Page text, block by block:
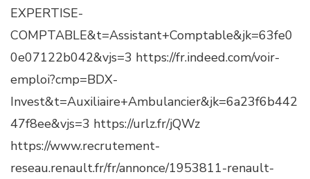
–
O
M
B
E
2
EXPERTISE-
COMPTABLE&t=Assistant+Comptable&jk=63fe0
0e07122b042&vjs=3 https://fr.indeed.com/voir-
emploi?cmp=BDX-
Invest&t=Auxiliaire+Ambulancier&jk=6a23f6b442
47f8ee&vjs=3 https://urlz.fr/jQWz
https://www.recrutement-
reseau.renault.fr/fr/annonce/1953811-renault-